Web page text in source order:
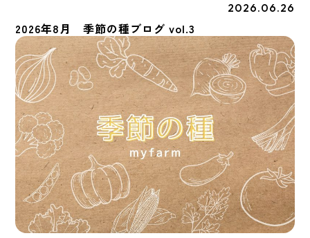
2026.06.26
2026年8月 季節の種ブログ vol.3